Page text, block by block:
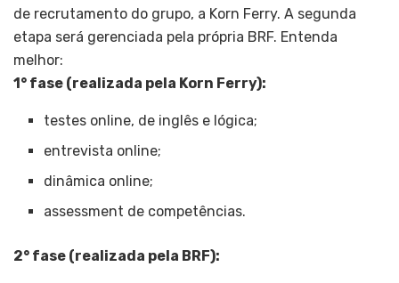
de recrutamento do grupo, a Korn Ferry. A segunda
etapa será gerenciada pela própria BRF. Entenda
melhor:
1° fase (realizada pela Korn Ferry):
testes online, de inglês e lógica;
entrevista online;
dinâmica online;
assessment de competências.
2° fase (realizada pela BRF):